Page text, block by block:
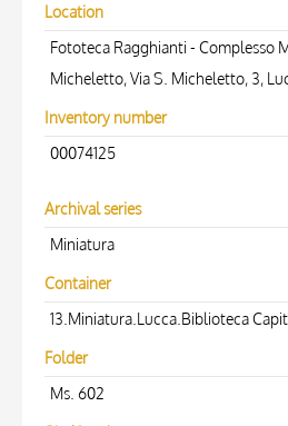
Location
Fototeca Ragghianti - Complesso
Micheletto, Via S. Micheletto, 3,
Inventory number
00074125
Archival series
Miniatura
Container
13.Miniatura.Lucca.Biblioteca
Folder
Ms. 602